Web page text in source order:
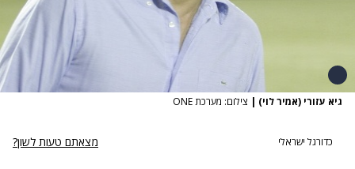
גיא עזורי (אמיר לוי) | צילום: מערכת ONE
כדורגל ישראלי מצאתם טעות לשון?